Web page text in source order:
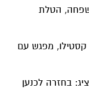
המשפחה, הטלת
קסטילו, מפגש עם
בחזרה לכנען